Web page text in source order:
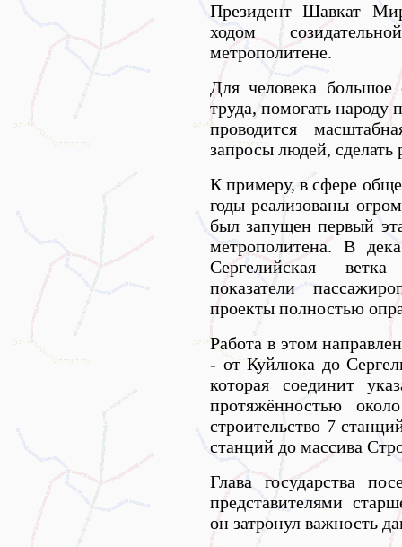
Президент Шавкат
ходом
метрополитене.
Для человека большое
труда, помогать
проводится
запросы людей, сделать
К примеру, в сфере
годы реализованы
был запущен первый
метрополитена. В
Сергелийская
показатели
проекты полностью
Работа в этом
- от Куйлюка до
которая соединит
протяжённостью
строительство 7
станций до массива
Глава государства
представителями
он затронул важность